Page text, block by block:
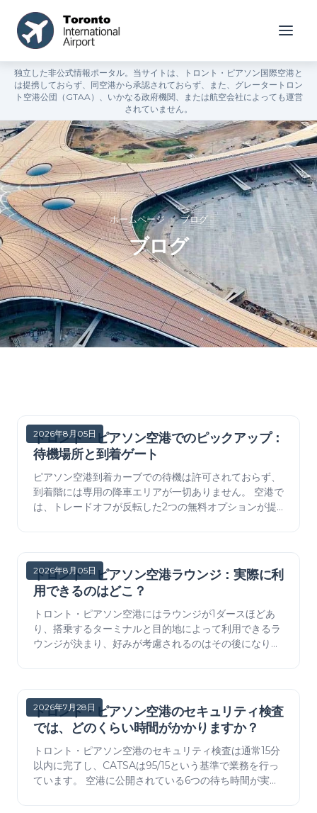
独立した非公式情報ポータル。当サイトは、トロント・ピアソン国際空港と
は提携しておらず、同空港から承認されておらず、また、グレータートロン
ト空港公団（GTAA）、いかなる政府機関、または航空会社によっても運営
されていません。
ホームページ » ブログ
ブログ
2026年8月05日
トロント・ピアソン空港でのピックアップ：
待機場所と到着ゲート
ピアソン空港到着カーブでの待機は許可されておらず、
到着階には専用の降車エリアが一切ありません。 空港で
は、トレードオフが反転した2つの無料オプションが提
2026年3月のライドシェア移動後に更新。
2026年8月05日
トロント・ピアソン空港ラウンジ：実際に利
用できるのはどこ？
トロント・ピアソン空港にはラウンジが1ダースほどあ
り、搭乗するターミナルと目的地によって利用できるラ
ウンジが決まり、好みが考慮されるのはその後になりま
ルを請求しています。 各部屋の営業時間、料金、利用規
則。2026年8月5日現在、運営事業者…
2026年7月28日
トロント・ピアソン空港のセキュリティ検査
では、どのくらい時間がかかりますか？
トロント・ピアソン空港のセキュリティ検査は通常15分
以内に完了し、CATSAは95/15という基準で業務を行っ
ています。 空港に公開されている6つの待ち時間が実際